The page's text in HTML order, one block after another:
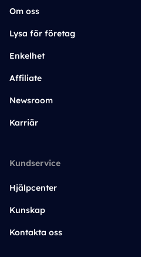
Om oss
Lysa för företag
Enkelhet
Affiliate
Newsroom
Karriär
Kundservice
Hjälpcenter
Kunskap
Kontakta oss